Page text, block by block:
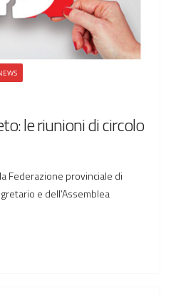
le riunioni di circolo
Federazione provinciale di
e dell’Assemblea